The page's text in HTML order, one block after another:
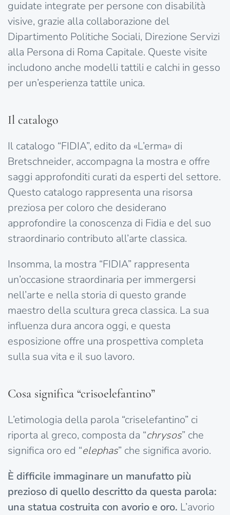
guidate integrate per persone con disabilità
visive, grazie alla collaborazione del
Dipartimento Politiche Sociali, Direzione Servizi
alla Persona di Roma Capitale. Queste visite
includono anche modelli tattili e calchi in gesso
per un’esperienza tattile unica.
Il catalogo
Il catalogo “FIDIA”, edito da «L’erma» di
Bretschneider, accompagna la mostra e offre
saggi approfonditi curati da esperti del settore.
Questo catalogo rappresenta una risorsa
preziosa per coloro che desiderano
approfondire la conoscenza di Fidia e del suo
straordinario contributo all’arte classica.
Insomma, la mostra “FIDIA” rappresenta
un’occasione straordinaria per immergersi
nell’arte e nella storia di questo grande
maestro della scultura greca classica. La sua
influenza dura ancora oggi, e questa
esposizione offre una prospettiva completa
sulla sua vita e il suo lavoro.
Cosa significa “crisoelefantino”
L’etimologia della parola “criselefantino” ci
riporta al greco, composta da “chrysos” che
significa oro ed “elephas” che significa avorio.
È difficile immaginare un manufatto più
prezioso di quello descritto da questa parola:
una statua costruita con avorio e oro. L’avorio